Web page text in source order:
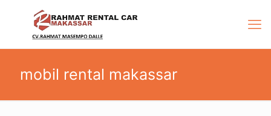
mobil rental makassar